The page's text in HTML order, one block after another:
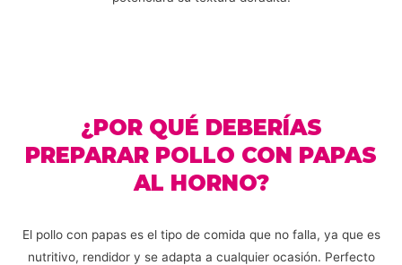
¿POR QUÉ DEBERÍAS
PREPARAR POLLO CON PAPAS
AL HORNO?
El pollo con papas es el tipo de comida que no falla, ya que es
nutritivo, rendidor y se adapta a cualquier ocasión. Perfecto